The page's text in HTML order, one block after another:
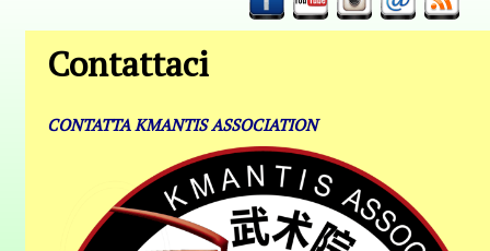
Contattaci
CONTATTA KMANTIS ASSOCIATION